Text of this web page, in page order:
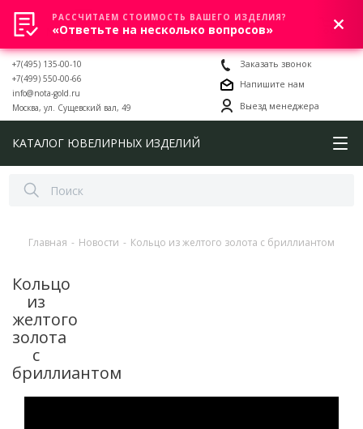
0
+7(495) 135-00-10
+7(499) 550-00-66
info@nota-gold.ru
Москва, ул. Сущевский вал, 49
Заказать звонок
Напишите нам
Выезд менеджера
КАТАЛОГ ЮВЕЛИРНЫХ ИЗДЕЛИЙ
Главная - Новости - Кольцо из желтого золота с бриллиантом
Кольцо
из
желтого
золота
с
бриллиантом
РАССЧИТАЕМ СТОИМОСТЬ ВАШЕГО ИЗДЕЛИЯ?
«Ответьте на несколько вопросов»